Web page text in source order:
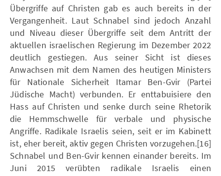
Übergriffe auf Christen gab es auch bereits in der
Vergangenheit. Laut Schnabel sind jedoch Anzahl
und Niveau dieser Übergriffe seit dem Antritt der
aktuellen israelischen Regierung im Dezember 2022
deutlich gestiegen. Aus seiner Sicht ist dieses
Anwachsen mit dem Namen des heutigen Ministers
für Nationale Sicherheit Itamar Ben-Gvir (Partei
Jüdische Macht) verbunden. Er enttabuisiere den
Hass auf Christen und senke durch seine Rhetorik
die Hemmschwelle für verbale und physische
Angriffe. Radikale Israelis seien, seit er im Kabinett
ist, eher bereit, aktiv gegen Christen vorzugehen.[16]
Schnabel und Ben-Gvir kennen einander bereits. Im
Juni 2015 verübten radikale Israelis einen